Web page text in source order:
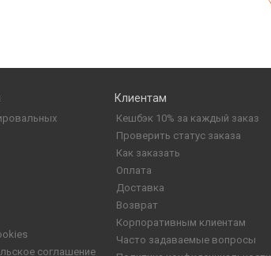
соглашение
Клиентам
Кешбэк 10% за каждый заказ
Проверить статус заказа
Как заказать
Оплата
Доставка
Возврат
Корпоративным клиентам
Часто задаваемые вопросы